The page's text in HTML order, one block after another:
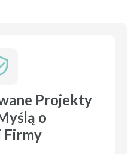
Projekty
o
Firmy